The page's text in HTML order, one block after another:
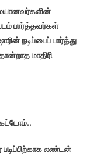
படம் பார்த்தவர்கள்
நடிப்பைப் பார்த்து
மாதிரி
படிப்பிற்காக லண்டன்